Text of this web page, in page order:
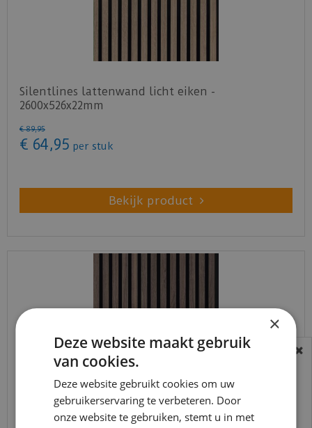
Silentlines lattenwand licht eiken -
2600x526x22mm
€ 89,95
€ 64,95 per stuk
Bekijk product
Silentlines lattenwand walnoot - 2600x526x22mm
BEREIKBAARHEID
In verband met de vakantie periode zijn wij
t/m 14 augustus telefonisch helaas niet
bereikbaar.
×
Deze website maakt gebruik
van cookies.
Deze website gebruikt cookies om uw
gebruikerservaring te verbeteren. Door
onze website te gebruiken, stemt u in met